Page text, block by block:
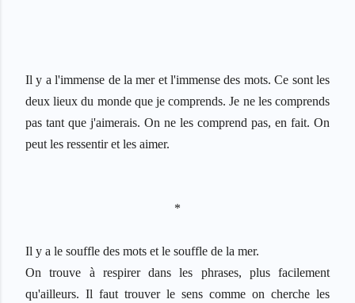
Il y a l'immense de la mer et l'immense des mots. Ce sont les
deux lieux du monde que je comprends. Je ne les comprends
pas tant que j'aimerais. On ne les comprend pas, en fait. On
peut les ressentir et les aimer.
*
Il y a le souffle des mots et le souffle de la mer.
On trouve à respirer dans les phrases, plus facilement
qu'ailleurs. Il faut trouver le sens comme on cherche les